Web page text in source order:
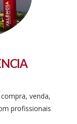
venda,
profissionais